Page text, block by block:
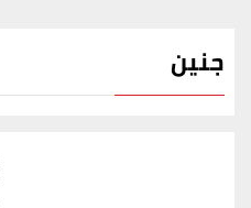
جنين